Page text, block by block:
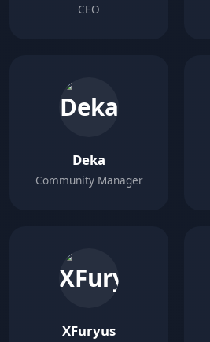
CEO
Deka
Community Manager
XFuryus